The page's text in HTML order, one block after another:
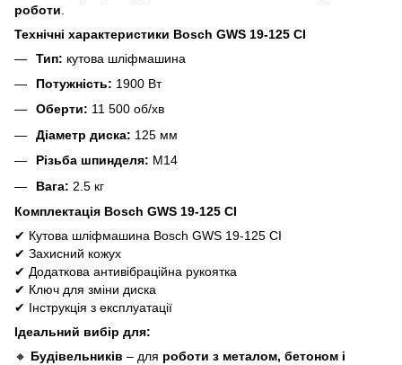
роботи
Технічні характеристики Bosch GWS 19-125 CI
Тип: кутова шліфмашина
Потужність: 1900 Вт
Оберти: 11 500 об/хв
Діаметр диска: 125 мм
Різьба шпинделя: M14
Вага: 2.5 кг
Комплектація Bosch GWS 19-125 CI
✔ Кутова шліфмашина Bosch GWS 19-125 CI
✔ Захисний кожух
✔ Додаткова антивібраційна рукоятка
✔ Ключ для зміни диска
✔ Інструкція з експлуатації
Ідеальний вибір для:
🔸 Будівельників – для роботи з металом, бетоном і